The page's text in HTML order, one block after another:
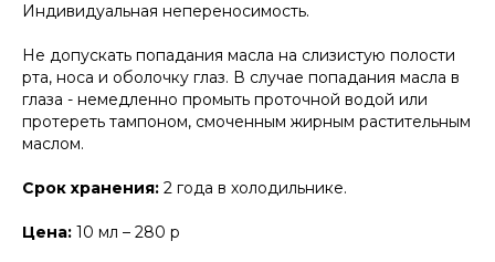
Индивидуальная непереносимость.
Не допускать попадания масла на слизистую полости
рта, носа и оболочку глаз. В случае попадания масла в
глаза - немедленно промыть проточной водой или
протереть тампоном, смоченным жирным растительным
маслом.
Срок хранения: 2 года в холодильнике.
Цена: 10 мл – 280 р